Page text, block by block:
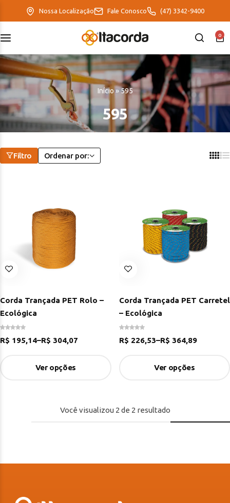
Nossa Localização Fale Conosco (47) 3342-9400
0
Início » 595
595
Filtro Ordenar por:
Corda Trançada PET Rolo –
Ecológica
R$ 195,14–R$ 304,07
Ver opções
Corda Trançada PET Carretel
– Ecológica
R$ 226,53–R$ 364,89
Ver opções
Você visualizou 2 de 2 resultado
EcoFriendly
ItaMaxx